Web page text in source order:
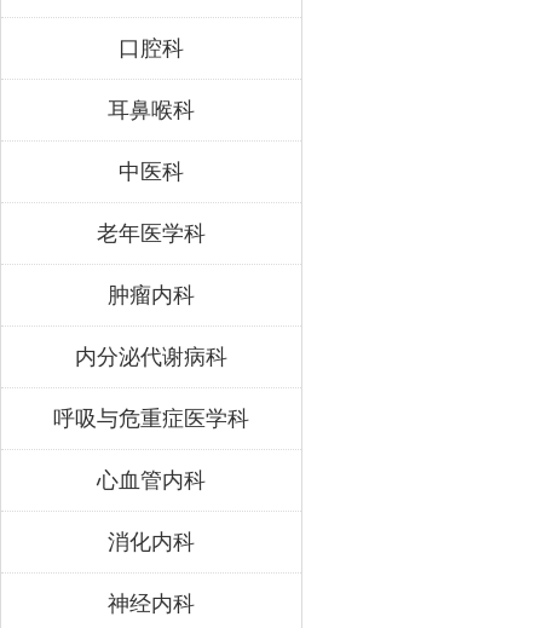
口腔科
耳鼻喉科
中医科
老年医学科
肿瘤内科
内分泌代谢病科
呼吸与危重症医学科
心血管内科
消化内科
神经内科